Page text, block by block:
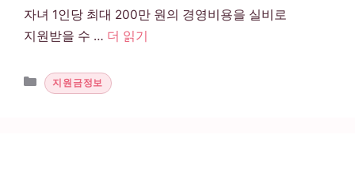
자녀 1인당 최대 200만 원의 경영비용을 실비로
지원받을 수 … 더 읽기
카테고리
지원금정보